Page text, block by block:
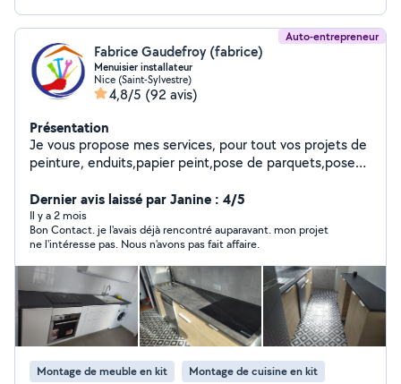
Auto-entrepreneur
Fabrice Gaudefroy (fabrice)
Menuisier installateur
Nice (Saint-Sylvestre)
4,8/5 (92 avis)
Présentation
Je vous propose mes services, pour tout vos projets de
peinture, enduits,papier peint,pose de parquets,pose
écoute, afin de vous satisfaire. Soucieux de vos
attentes je vous garantis un chantier propre grâce a la
mise en place de protections, j'intervient avec du
matériels professionnel, mes ponceuses et scies sont
brancher sur des aspirateurs. conscient que je suis
souvent le dernier a intervenir sur votre projet, j'apporte
un soin particulier de la mise en œuvre jusqu'aux
finitions. Je reste a votre entière disposition pour tout
renseignement Vous satisfaire est mon exigence .. .
Dernier avis laissé par Janine : 4/5
Il y a 2 mois
Bon Contact. je l'avais déjà rencontré auparavant. mon projet
ne l'intéresse pas. Nous n'avons pas fait affaire.
Montage de meuble en kit Montage de cuisine en kit